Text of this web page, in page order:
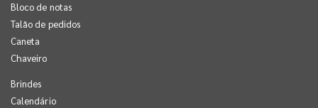
Bloco de notas
Talão de pedidos
Caneta
Chaveiro
Brindes
Calendário